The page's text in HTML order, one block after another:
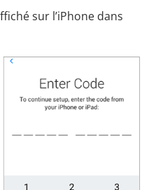
sur l’iPhone dans